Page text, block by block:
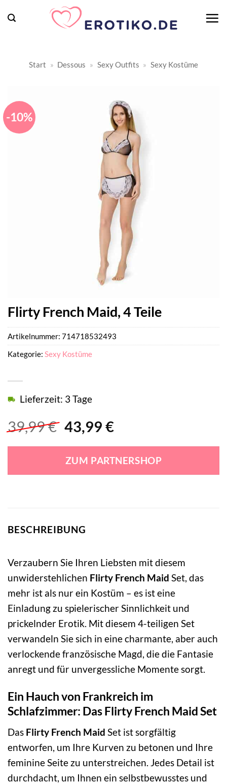
Inhalt
Start » Dessous » Sexy Outfits » Sexy Kostüme
-10%
Flirty French Maid, 4 Teile
39,99€ Ursprünglicher
war:
39,99 €
43,99 €Aktueller
ist:
43,99 €.
Lieferzeit: 3 Tage
ZUM PARTNERSHOP
Artikelnummer: 714718532493
Kategorie: Sexy Kostüme
BESCHREIBUNG
Verzaubern Sie Ihren Liebsten mit diesem
unwiderstehlichen Flirty French Maid Set, das
mehr ist als nur ein Kostüm – es ist eine
Einladung zu spielerischer Sinnlichkeit und
prickelnder Erotik. Mit diesem 4-teiligen Set
verwandeln Sie sich in eine charmante, aber auch
verlockende französische Magd, die die Fantasie
anregt und für unvergessliche Momente sorgt.
Ein Hauch von Frankreich im
Schlafzimmer: Das Flirty French Maid Set
Das Flirty French Maid Set ist sorgfältig
entworfen, um Ihre Kurven zu betonen und Ihre
feminine Seite zu unterstreichen. Jedes Detail ist
durchdacht, um Ihnen ein selbstbewusstes und